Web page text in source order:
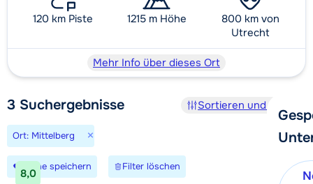
120 km Piste 1215 m Höhe
800 km von
Utrecht
Mehr Info über dieses Ort
3 Suchergebnisse Sortieren und Filtern
Ort: Mittelberg ×
Suche speichern Filter löschen
8,0